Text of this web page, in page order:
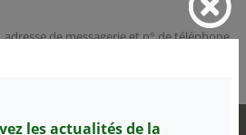
de messagerie et n° de téléphone,
les actualités de la
les actualités de la